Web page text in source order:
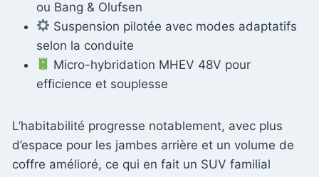
ou Bang & Olufsen
Suspension pilotée avec modes adaptatifs
selon la conduite
Micro-hybridation MHEV 48V pour
efficience et souplesse
L’habitabilité progresse notablement, avec plus
d’espace pour les jambes arrière et un volume de
coffre amélioré, ce qui en fait un SUV familial